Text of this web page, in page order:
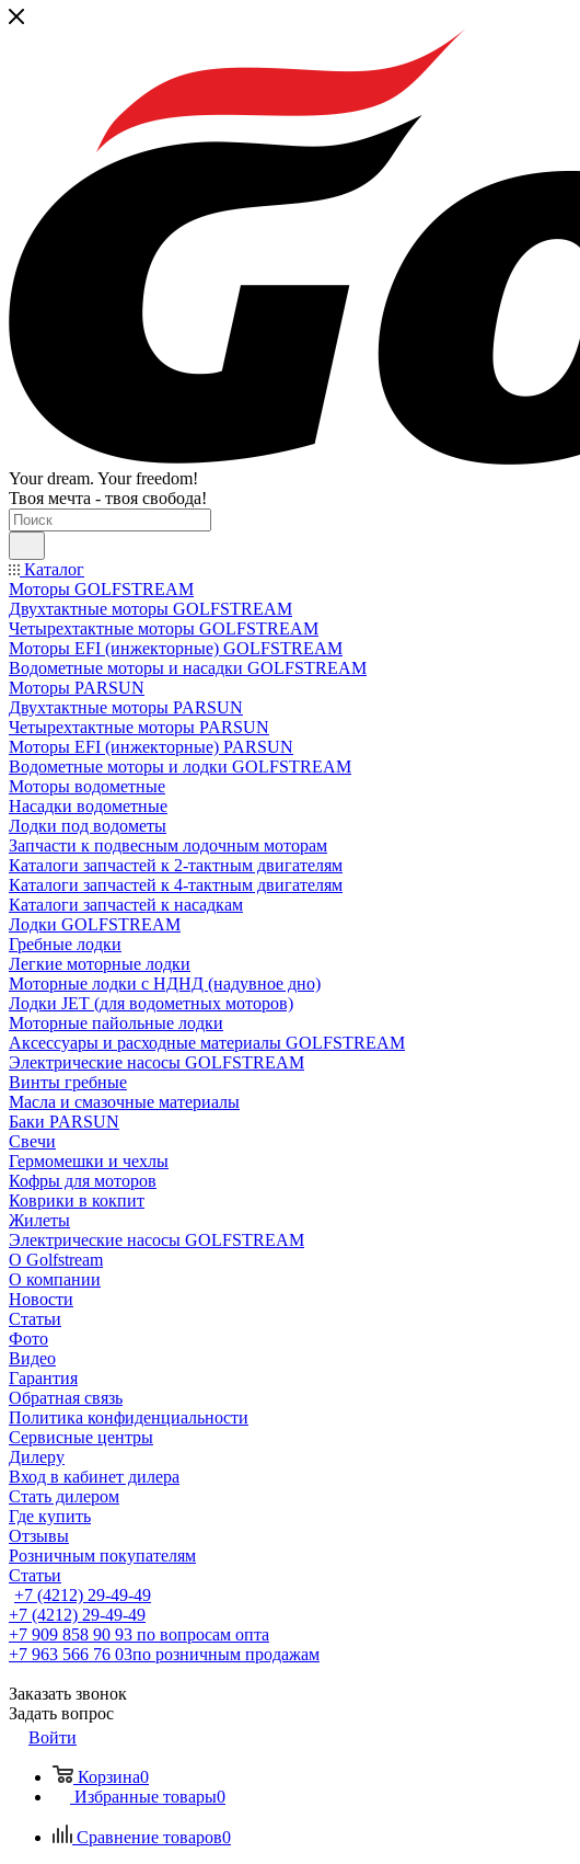
Your dream. Your freedom!
Твоя мечта - твоя свобода!
Каталог
Моторы GOLFSTREAM
Двухтактные моторы GOLFSTREAM
Четырехтактные моторы GOLFSTREAM
Моторы EFI (инжекторные) GOLFSTREAM
Водометные моторы и насадки GOLFSTREAM
Моторы PARSUN
Двухтактные моторы PARSUN
Четырехтактные моторы PARSUN
Моторы EFI (инжекторные) PARSUN
Водометные моторы и лодки GOLFSTREAM
Моторы водометные
Насадки водометные
Лодки под водометы
Запчасти к подвесным лодочным моторам
Каталоги запчастей к 2-тактным двигателям
Каталоги запчастей к 4-тактным двигателям
Каталоги запчастей к насадкам
Лодки GOLFSTREAM
Гребные лодки
Легкие моторные лодки
Моторные лодки с НДНД (надувное дно)
Лодки JET (для водометных моторов)
Моторные пайольные лодки
Аксессуары и расходные материалы GOLFSTREAM
Электрические насосы GOLFSTREAM
Винты гребные
Масла и смазочные материалы
Баки PARSUN
Свечи
Гермомешки и чехлы
Кофры для моторов
Коврики в кокпит
Жилеты
Электрические насосы GOLFSTREAM
О Golfstream
О компании
Новости
Статьи
Фото
Видео
Гарантия
Обратная связь
Политика конфиденциальности
Сервисные центры
Дилеру
Вход в кабинет дилера
Стать дилером
Где купить
Отзывы
Розничным покупателям
Статьи
+7 (4212) 29-49-49
+7 (4212) 29-49-49
+7 909 858 90 93 по вопросам опта
+7 963 566 76 03по розничным продажам
Заказать звонок
Задать вопрос
Войти
Корзина0
Избранные товары0
Сравнение товаров0